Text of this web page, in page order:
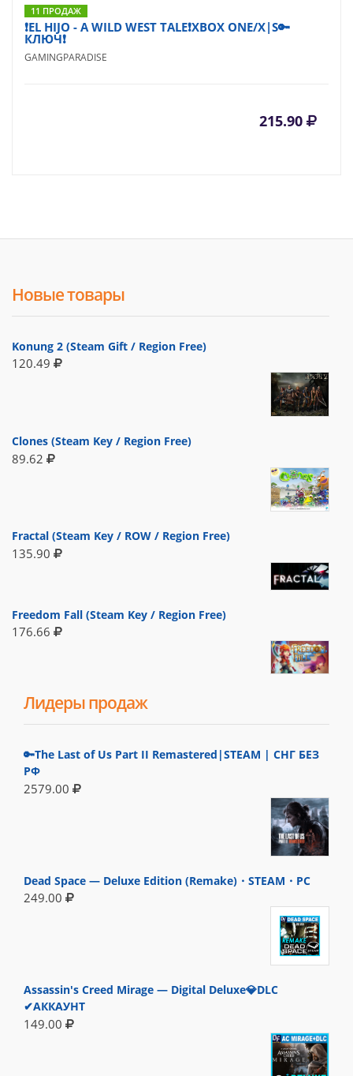
11 ПРОДАЖ
❗EL HIJO - A WILD WEST TALE❗XBOX ONE/X|S🔑
КЛЮЧ❗
GAMINGPARADISE
215.90
Новые товары
Konung 2 (Steam Gift / Region Free)
120.49
Clones (Steam Key / Region Free)
89.62
Fractal (Steam Key / ROW / Region Free)
135.90
Freedom Fall (Steam Key / Region Free)
176.66
Лидеры продаж
🔑The Last of Us Part II Remastered|STEAM | СНГ БЕЗ
РФ
2579.00
Dead Space — Deluxe Edition (Remake)・STEAM・PC
249.00
Assassin's Creed Mirage — Digital Deluxe💎DLC
✔АККАУНТ
149.00